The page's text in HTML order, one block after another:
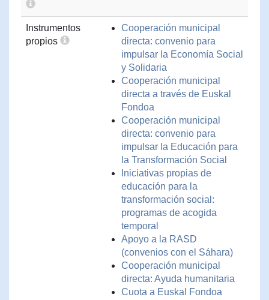
Instrumentos
propios
Cooperación municipal
directa: convenio para
impulsar la Economía Social
y Solidaria
Cooperación municipal
directa a través de Euskal
Fondoa
Cooperación municipal
directa: convenio para
impulsar la Educación para
la Transformación Social
Iniciativas propias de
educación para la
transformación social:
programas de acogida
temporal
Apoyo a la RASD
(convenios con el Sáhara)
Cooperación municipal
directa: Ayuda humanitaria
Cuota a Euskal Fondoa